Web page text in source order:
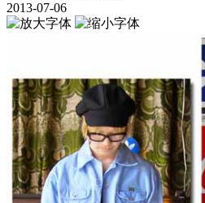
2013-07-06